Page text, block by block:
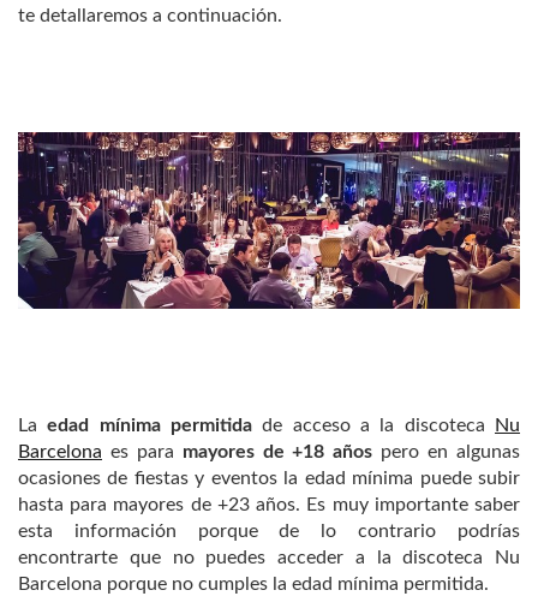
te detallaremos a continuación.
Laedad mínima permitida de acceso a la discoteca
Nu
Barcelona es para mayores de +18 años pero en algunas
ocasiones de fiestas y eventos la edad mínima puede subir
hasta para mayores de +23 años. Es muy importante saber
esta información porque de lo contrario podrías
encontrarte que no puedes acceder a la discoteca Nu
Barcelona porque no cumples la edad mínima permitida.